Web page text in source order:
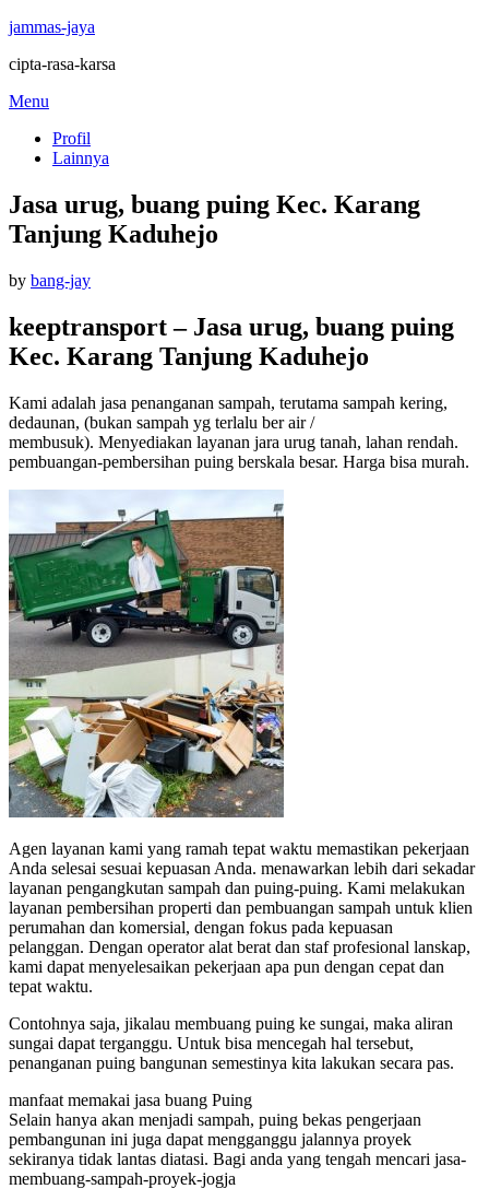
jammas-jaya
cipta-rasa-karsa
Skip
content
Menu
Profil
Lainnya
Jasa urug, buang puing Kec. Karang
Tanjung Kaduhejo
by bang-jayPosted
keeptransport – Jasa urug, buang puing
Kec. Karang Tanjung Kaduhejo
Kami adalah jasa penanganan sampah, terutama sampah kering,
dedaunan, (bukan sampah yg terlalu ber air /
membusuk). Menyediakan layanan jara urug tanah, lahan rendah.
pembuangan-pembersihan puing berskala besar. Harga bisa murah.
Agen layanan kami yang ramah tepat waktu memastikan pekerjaan
Anda selesai sesuai kepuasan Anda. menawarkan lebih dari sekadar
layanan pengangkutan sampah dan puing-puing. Kami melakukan
layanan pembersihan properti dan pembuangan sampah untuk klien
perumahan dan komersial, dengan fokus pada kepuasan
pelanggan. Dengan operator alat berat dan staf profesional lanskap,
kami dapat menyelesaikan pekerjaan apa pun dengan cepat dan
tepat waktu.
Contohnya saja, jikalau membuang puing ke sungai, maka aliran
sungai dapat terganggu. Untuk bisa mencegah hal tersebut,
penanganan puing bangunan semestinya kita lakukan secara pas.
manfaat memakai jasa buang Puing
Selain hanya akan menjadi sampah, puing bekas pengerjaan
pembangunan ini juga dapat mengganggu jalannya proyek
sekiranya tidak lantas diatasi. Bagi anda yang tengah mencari jasa-
membuang-sampah-proyek-jogja